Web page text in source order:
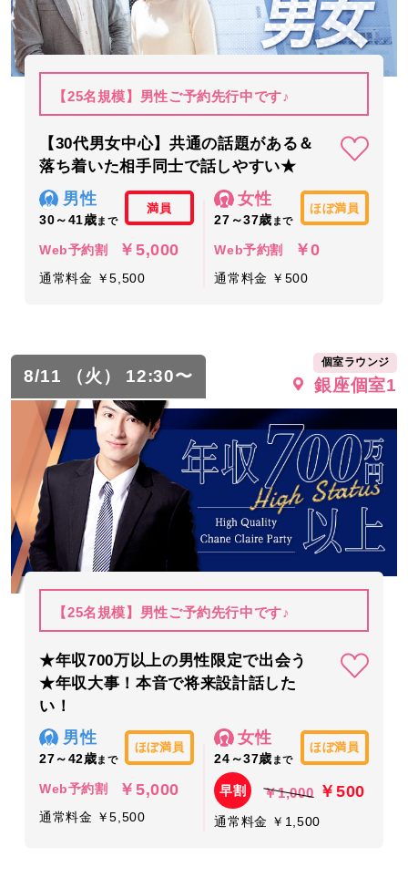
【25名規模】男性ご予約先行中です♪
【30代男女中心】共通の話題がある＆
落ち着いた相手同士で話しやすい★
男性
30～41歳まで
満員
Web予約割 ￥5,000
通常料金 ￥5,500
女性
27～37歳 まで
ほぼ満員
Web予約割 ￥0
通常料金 ￥500
8/11 （火） 12:30〜
個室ラウンジ
銀座個室1
【25名規模】男性ご予約先行中です♪
★年収700万以上の男性限定で出会う
★年収大事！本音で将来設計話した
い！
男性
27～42歳まで
ほぼ満員
Web予約割 ￥5,000
通常料金 ￥5,500
女性
24～37歳 まで
ほぼ満員
早割 ￥1,000 ￥500
通常料金 ￥1,500